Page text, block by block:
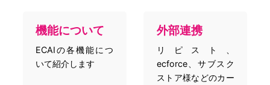
機能について
ECAIの各機能につ
いて紹介します
外部連携
リピスト、
ecforce、サブスク
ストア様などのカー